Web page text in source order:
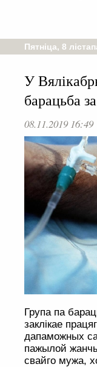
Пятніца, 8
У
барацьба
08.11.2019 16:49
Група па
заклікае
дапаможных
пажылой
свайго мужа,